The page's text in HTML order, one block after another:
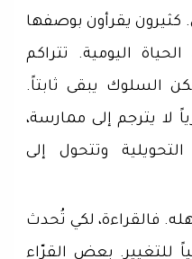
كثيرون يقرأون بوصفها
اليومية. تتراكم
لكن السلوك يبقى ثابتاً.
لا يترجم إلى ممارسة،
وتتحول إلى
فالقراءة، لكي تُحدث
للتغيير. بعض القرّاء